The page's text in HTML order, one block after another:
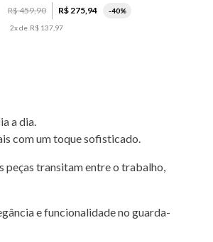
R$459,90 R$ 275 94 -40%
2x de R$ 137 97
a dia.
com um toque sofisticado.
peças transitam entre o trabalho,
e funcionalidade no guarda-